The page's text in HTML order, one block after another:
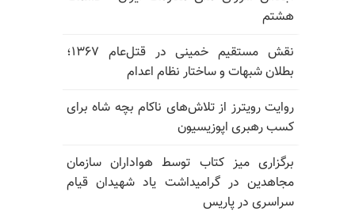
هشتم
نقش مستقیم خمینی در قتل‌عام ۱۳۶۷؛
بطلان شبهات و ساختار نظام اعدام
روایت رویترز از تلاش‌های ناکام بچه شاه برای
کسب رهبری اپوزیسیون
برگزاری میز کتاب توسط هواداران سازمان
مجاهدین در گرامیداشت یاد شهیدان قیام
سراسری در پاریس